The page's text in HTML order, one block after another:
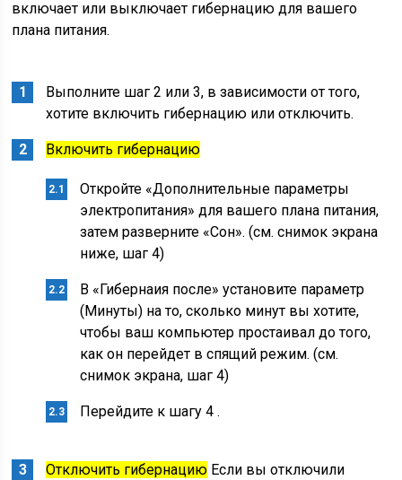
включает или выключает гибернацию для вашего
плана питания.
Выполните шаг 2 или 3, в зависимости от того,
хотите включить гибернацию или отключить.
Включить гибернацию
Откройте «Дополнительные параметры
электропитания» для вашего плана питания,
затем разверните «Сон». (см. снимок экрана
ниже, шаг 4)
В «Гибернаия после» установите параметр
(Минуты) на то, сколько минут вы хотите,
чтобы ваш компьютер простаивал до того,
как он перейдет в спящий режим. (см.
снимок экрана, шаг 4)
Перейдите к шагу 4 .
Отключить гибернацию Если вы отключили